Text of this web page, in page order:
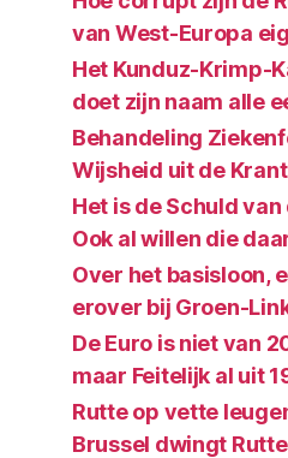
van West-Europa
Het Kunduz-Krimp-
doet zijn naam alle
Behandeling
Wijsheid uit de
Het is de Schuld van
Ook al willen die
Over het basisloon,
erover bij Groen-
De Euro is niet van
maar Feitelijk al uit
Rutte op vette
Brussel dwingt